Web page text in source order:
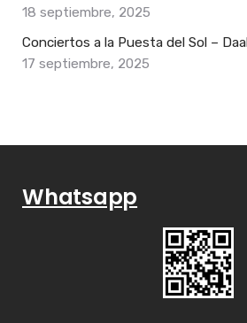
18 septiembre, 2025
Conciertos a la Puesta del Sol –
17 septiembre, 2025
Whatsapp